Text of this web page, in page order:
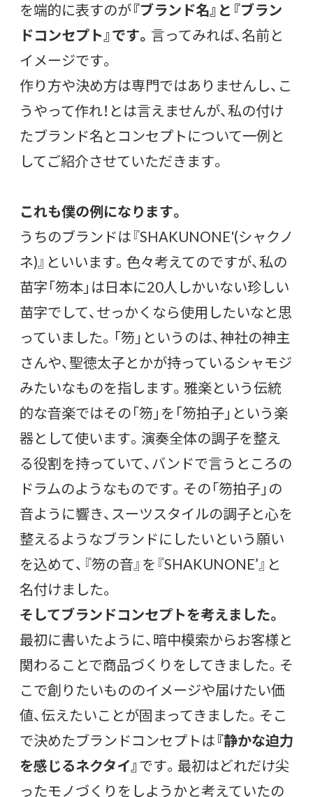
を端的に表すのが『ブランド名』と『ブラン
ドコンセプト』です。 言ってみれば、名前と
イメージです。
作り方や決め方は専門ではありませんし、こ
うやって作れ！とは言えませんが、私の付け
たブランド名とコンセプトについて一例と
してご紹介させていただきます。
これも僕の例になります。
うちのブランドは『SHAKUNONE'(シャクノ
ネ)』といいます。色々考えてのですが、私の
苗字「笏本」は日本に20人しかいない珍しい
苗字でして、せっかくなら使用したいなと思
っていました。「笏」というのは、神社の神主
さんや、聖徳太子とかが持っているシャモジ
みたいなものを指します。雅楽という伝統
的な音楽ではその「笏」を「笏拍子」という楽
器として使います。演奏全体の調子を整え
る役割を持っていて、バンドで言うところの
ドラムのようなものです。その「笏拍子」の
音ように響き、スーツスタイルの調子と心を
整えるようなブランドにしたいという願い
を込めて、『笏の音』を『SHAKUNONE’』と
名付けました。
そしてブランドコンセプトを考えました。
最初に書いたように、暗中模索からお客様と
関わることで商品づくりをしてきました。そ
こで創りたいもののイメージや届けたい価
値、伝えたいことが固まってきました。そこ
で決めたブランドコンセプトは『静かな迫力
を感じるネクタイ』です。最初はどれだけ尖
ったモノづくりをしようかと考えていたの